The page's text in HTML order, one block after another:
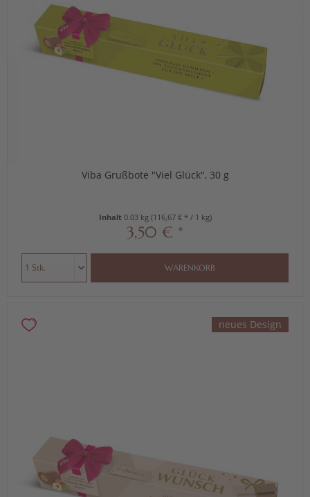
Viba Grußbote "Viel Glück", 30 g
Inhalt 0.03 kg (116,67 € * / 1 kg)
3,50 € *
WARENKORB
neues Design